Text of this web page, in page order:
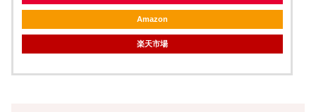
Amazon
楽天市場